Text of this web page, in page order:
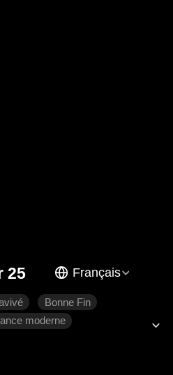
25 Français
Bonne Fin
moderne